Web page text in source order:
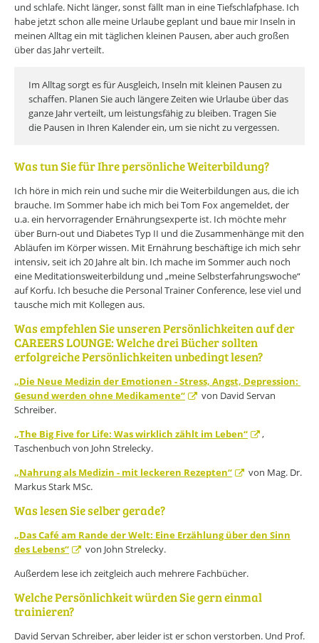
und schlafe. Nicht länger, sonst fällt man in eine Tiefschlafphase. Ich
habe jetzt schon alle meine Urlaube geplant und baue mir Inseln in
meinen Alltag ein mit täglichen kleinen Pausen, aber auch großen
über das Jahr verteilt.
Im Alltag sorgt es für Ausgleich, Inseln mit kleinen Pausen zu
schaffen. Planen Sie auch längere Zeiten wie Urlaube über das
ganze Jahr verteilt, um leistungsfähig zu bleiben. Tragen Sie
die Pausen in Ihren Kalender ein, um sie nicht zu vergessen.
Was tun Sie für Ihre persönliche Weiterbildung?
Ich höre in mich rein und suche mir die Weiterbildungen aus, die ich
brauche. Im Sommer habe ich mich bei Tom Fox angemeldet, der
u.a. ein hervorragender Ernährungsexperte ist. Ich möchte mehr
über Burn-out und Diabetes Typ II und die Zusammenhänge mit den
Abläufen im Körper wissen. Mit Ernährung beschäftige ich mich sehr
intensiv, seit ich 20 Jahre alt bin. Ich mache im Sommer auch noch
eine Meditationsweiterbildung und „meine Selbsterfahrungswoche“
auf Korfu. Ich besuche die Personal Trainer Conference, lese viel und
tausche mich mit Kollegen aus.
Was empfehlen Sie unseren Persönlichkeiten auf der
CAREERS LOUNGE: Welche drei Bücher sollten
erfolgreiche Persönlichkeiten unbedingt lesen?
„Die Neue Medizin der Emotionen - Stress, Angst, Depression:
Gesund werden ohne Medikamente“
von David Servan
Schreiber.
„The Big Five for Life: Was wirklich zählt im Leben“
,
Taschenbuch von John Strelecky.
„Nahrung als Medizin - mit leckeren Rezepten“
von Mag. Dr.
Markus Stark MSc.
Was lesen Sie selber gerade?
„Das Café am Rande der Welt: Eine Erzählung über den Sinn
des Lebens“
von John Strelecky.
Außerdem lese ich zeitgleich auch mehrere Fachbücher.
Welche Persönlichkeit würden Sie gern einmal
trainieren?
David Servan Schreiber, aber leider ist er schon verstorben. Und Prof.